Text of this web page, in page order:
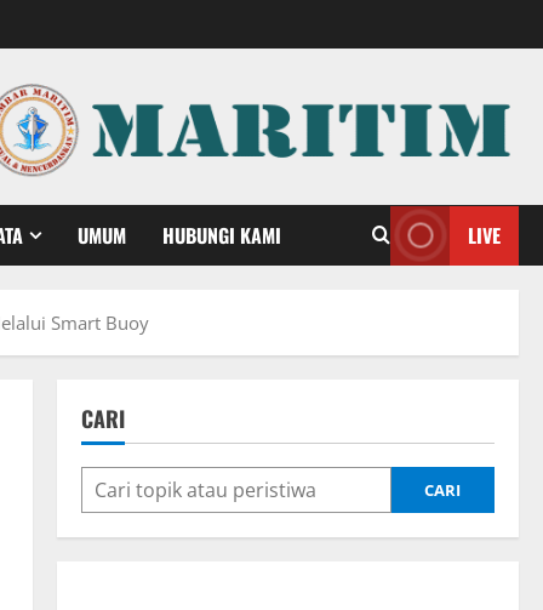
UMUM HUBUNGI KAMI LIVE
Smart Buoy
CARI
CARI